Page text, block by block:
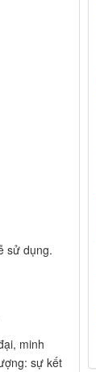
sử dụng.
minh
sự kết